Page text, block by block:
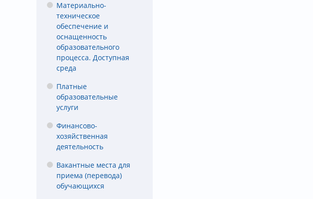
Материально-
техническое
обеспечение и
оснащенность
образовательного
процесса. Доступная
среда
Платные
образовательные
услуги
Финансово-
хозяйственная
деятельность
Вакантные места для
приема (перевода)
обучающихся